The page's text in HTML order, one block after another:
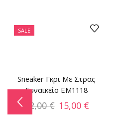
SALE
Sneaker Γκρι Με Στρας
Γυναικείο EM1118
22,00€ 15,00 €